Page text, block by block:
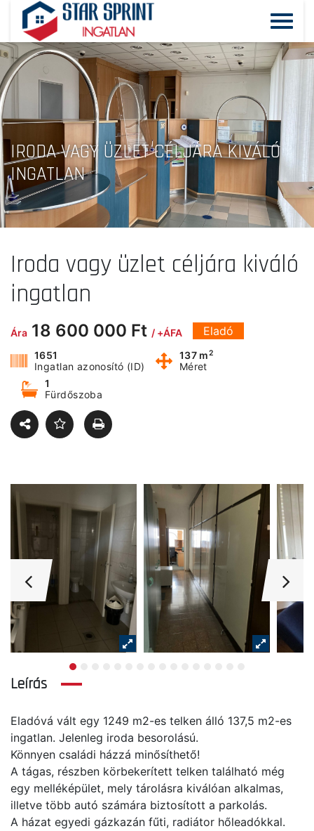
IRODA VAGY ÜZLET CÉLJÁRA KIVÁLÓ
INGATLAN
Iroda vagy üzlet céljára kiváló
ingatlan
Ára 18 600 000 Ft / +ÁFA Eladó
1651
Ingatlan azonosító (ID)
137 m2
Méret
1
Fürdőszoba
Leírás
Eladóvá vált egy 1249 m2-es telken álló 137,5 m2-es
ingatlan. Jelenleg iroda besorolású.
Könnyen családi házzá minősíthető!
A tágas, részben körbekerített telken található még
egy melléképület, mely tárolásra kiválóan alkalmas,
illetve több autó számára biztosított a parkolás.
A házat egyedi gázkazán fűti, radiátor hőleadókkal.